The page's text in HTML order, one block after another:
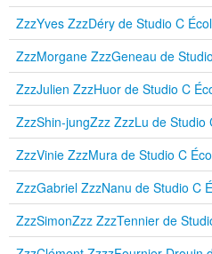
ZzzYves ZzzDéry de Studio C
ZzzMorgane ZzzGeneau de
ZzzJulien ZzzHuor de Studio C
ZzzShin-jungZzz ZzzLu de Studio
ZzzVinie ZzzMura de Studio C
ZzzGabriel ZzzNanu de Studio C
ZzzSimonZzz ZzzTennier de